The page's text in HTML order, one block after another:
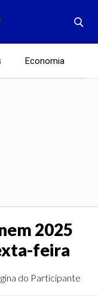
Economia
2025
feira
do Participante